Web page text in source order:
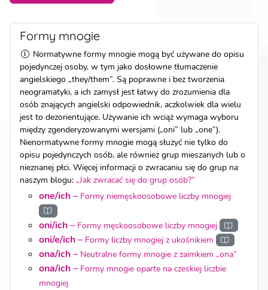
Formy mnogie
Normatywne formy mnogie mogą być używane do opisu
pojedynczej osoby, w tym jako dosłowne tłumaczenie
angielskiego „they/them”. Są poprawne i bez tworzenia
neogramatyki, a ich zamysł jest łatwy do zrozumienia dla
osób znających angielski odpowiednik, aczkolwiek dla wielu
jest to dezorientujące. Używanie ich wciąż wymaga wyboru
między zgenderyzowanymi wersjami („oni” lub „one”).
Nienormatywne formy mnogie mogą służyć nie tylko do
opisu pojedynczych osób, ale również grup mieszanych lub o
nieznanej płci. Więcej informacji o zwracaniu się do grup na
naszym blogu: „Jak zwracać się do grup osób?”
one/ich – Formy niemęskoosobowe liczby mnogiej
oni/ich – Formy męskoosobowe liczby mnogiej
oni/e/ich – Formy liczby mnogiej z ukośnikiem
ona/ich – Neutralne formy mnogie z zaimkiem „ona”
ona/ich – Formy mnogie oparte na czeskiej liczbie
mnogiej